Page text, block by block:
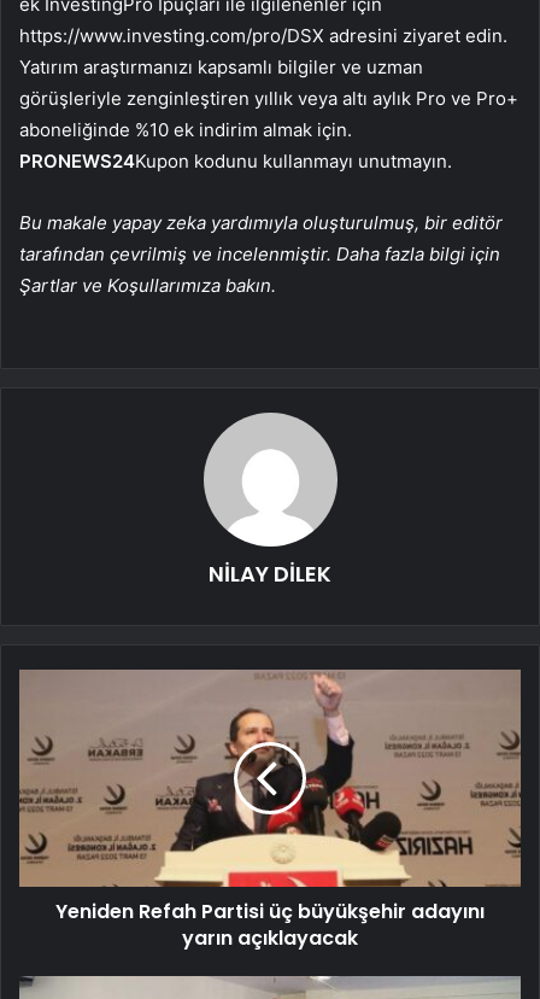
https://www.investing.com/pro/DSX adresini ziyaret edin.
Yatırım araştırmanızı kapsamlı bilgiler ve uzman
görüşleriyle zenginleştiren yıllık veya altı aylık Pro ve Pro+
aboneliğinde %10 ek indirim almak için.
PRONEWS24Kupon kodunu kullanmayı unutmayın.
Bu makale yapay zeka yardımıyla oluşturulmuş, bir editör
tarafından çevrilmiş ve incelenmiştir. Daha fazla bilgi için
Şartlar ve Koşullarımıza bakın.
NİLAY DİLEK
Yeniden Refah Partisi üç büyükşehir adayını
yarın açıklayacak